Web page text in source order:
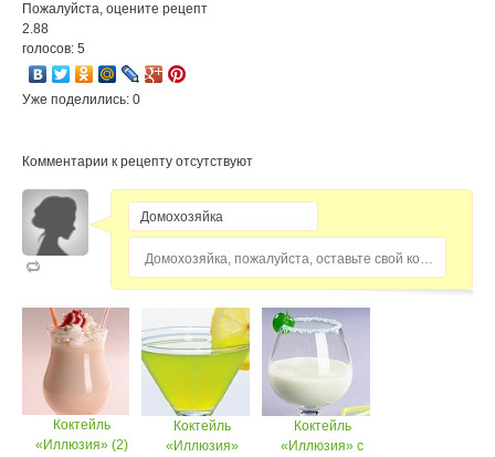
Пожалуйста, оцените рецепт
2.88
голосов: 5
Уже поделились: 0
Комментарии к рецепту отсутствуют
Домохозяйка, пожалуйста, оставьте свой комментарий...
Коктейль
«Иллюзия» (2)
Коктейль
«Иллюзия»
Коктейль
«Иллюзия» с